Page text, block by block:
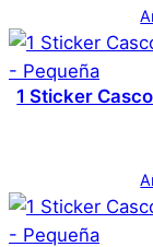
No hay
registrados que
producto
1 Sticker